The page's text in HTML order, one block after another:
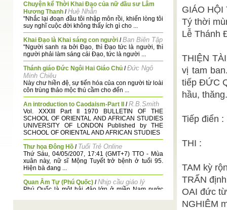
Chuyện kể Thời Khai Đạo của nữ đầu sư Lâm
Hương Thanh /Huệ Nhẫn
"Nhắc lại đoạn đầu tôi nhập môn rồi, khiến lòng tôi
suy nghĩ cuộc đời không thấy ích gì cho ...
Khai Đạo là Khai sáng con người /Ban Biên Tập
"Người sanh ra bởi Đạo, thì Đạo tức là người, thì
người phải làm sáng cái Đạo, tức là người ...
Thánh giáo Đức Ngôi Hai Giáo Chủ /Đức Ngô
Minh Chiêu
Này chư hiền đệ, sự tiến hóa của con người từ loài
côn trùng thảo mộc thú cầm cho đến ...
An introduction to Caodaism-Part II
/R.B.Smith
Vol. XXXIII Part II 1970 BULLETIN OF THE
SCHOOL OF ORIENTAL AND AFRICAN STUDIES
UNIVERSITY OF LONDON Published by THE
SCHOOL OF ORIENTAL AND AFRICAN STUDIES
Thư họa Đông Hồ / Tuổi Trẻ Online
Thứ Sáu, 04/05/2007, 17:41 (GMT+7) TTO - Mùa
xuân này, nữ sĩ Mộng Tuyết trở bệnh ở tuổi 95.
Hiện bà đang ...
Quan Âm Tự (Phú Quốc) /Nhịp cầu giáo lý
Phú Quốc là một hải đảo lớn ở miền Nam nước
GIÁO HỘI
Tý thời
Lễ Thánh
THIỆN
vị tam
tiếp ĐỨC
hầu,
Tiếp điển :
THI :
TAM kỳ
TRẤN
OAI đức
NGHIÊM